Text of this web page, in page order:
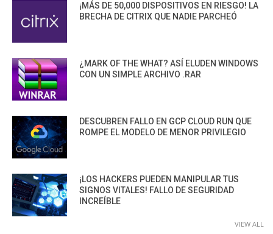
¡MÁS DE 50,000 DISPOSITIVOS EN RIESGO! LA
BRECHA DE CITRIX QUE NADIE PARCHEÓ
¿MARK OF THE WHAT? ASÍ ELUDEN WINDOWS
CON UN SIMPLE ARCHIVO .RAR
DESCUBREN FALLO EN GCP CLOUD RUN QUE
ROMPE EL MODELO DE MENOR PRIVILEGIO
¡LOS HACKERS PUEDEN MANIPULAR TUS
SIGNOS VITALES! FALLO DE SEGURIDAD
INCREÍBLE
VIEW ALL